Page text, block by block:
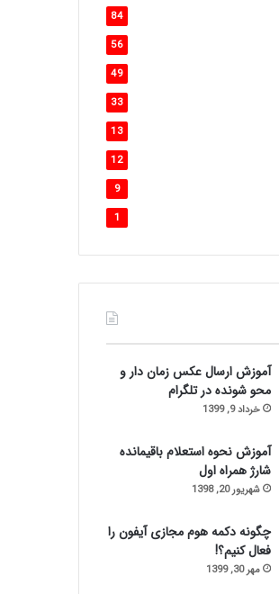
84
56
49
33
13
12
9
1
آموزش ارسال عکس زمان دار و
محو شونده در تلگرام
خرداد 9, 1399
آموزش نحوه استعلام باقیمانده
شارژ همراه اول
شهریور 20, 1398
چگونه دکمه هوم مجازی آیفون را
فعال کنیم؟!
مهر 30, 1399